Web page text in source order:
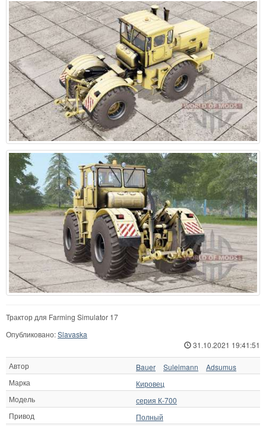
Трактор для Farming Simulator 17
Опубликовано:Slavaska
31.10.2021 19:41:51
Автор Bauer Suleimann
Adsumus
Марка
Кировец
Модель
серия К-700
Привод
Полный